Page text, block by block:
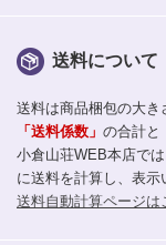
送料について
送料は商品梱包の大き
「送料係数」 の合計と
小倉山荘WEB本店で
に送料を計算し、表示
送料自動計算ページは